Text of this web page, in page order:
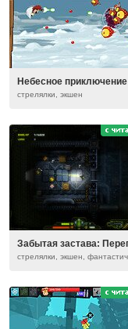
Небесное приключение
стрелялки, экшен